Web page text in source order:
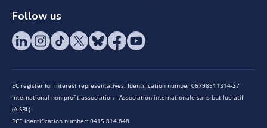
Follow us
EC register for interest representatives: Identification number 06798511314-27
International non-profit association - Association internationale sans but lucratif
(AISBL)
BCE identification number: 0415.814.848